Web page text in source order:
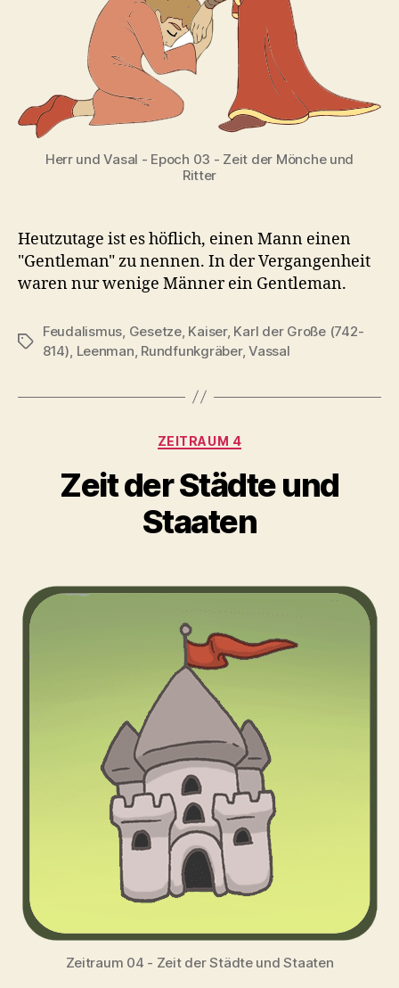
Herr und Vasal - Epoch 03 - Zeit der Mönche und
Ritter
Heutzutage ist es höflich, einen Mann einen
"Gentleman" zu nennen. In der Vergangenheit
waren nur wenige Männer ein Gentleman.
Schlagwörter
Feudalismus Gesetze, Kaiser, Karl der Große (742-
814) Leenman Rundfunkgräber,Vassal
Kategorien
ZEITRAUM 4
Zeit der Städte und
Staaten
Zeitraum 04 - Zeit der Städte und Staaten